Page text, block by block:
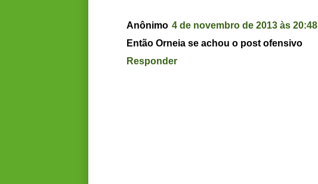
Anônimo 4 de novembro de 2013 às 20:48
Então Orneia se achou o post ofensivo
Responder